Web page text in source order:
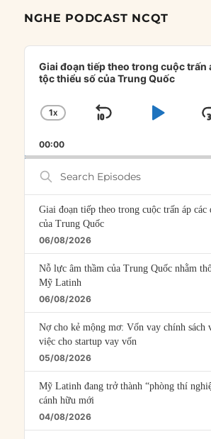
NGHE PODCAST NCQT
Audio
Player
Giai đoạn tiếp theo trong cuộc trấn
tộc thiểu số của Trung Quốc
CHANGE
RATE
1X
SKIP
00:00
Search
Episodes
Giai đoạn tiếp theo trong cuộc trấn áp các
của Trung Quốc
06/08/2026
Nỗ lực âm thầm của Trung Quốc nhằm
Mỹ Latinh
06/08/2026
Nợ cho kẻ mộng mơ: Vốn vay chính sách
việc cho startup vay vốn
05/08/2026
Mỹ Latinh đang trở thành “phòng thí
cánh hữu mới
04/08/2026